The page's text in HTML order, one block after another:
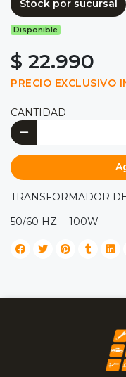
Stock por sucursal
Disponible
$ 22.990
PRECIO EXCLUSIVO
CANTIDAD
TRANSFORMADOR
50/60 HZ - 100W